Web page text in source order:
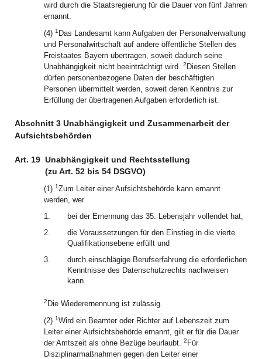
wird durch die Staatsregierung für die Dauer von fünf Jahren
ernannt.
(4) 1 Das Landesamt kann Aufgaben der Personalverwaltung
und Personalwirtschaft auf andere öffentliche Stellen des
Freistaates Bayern übertragen, soweit dadurch seine
Unabhängigkeit nicht beeinträchtigt wird. 2 Diesen Stellen
dürfen personenbezogene Daten der beschäftigten
Personen übermittelt werden, soweit deren Kenntnis zur
Erfüllung der übertragenen Aufgaben erforderlich ist.
Abschnitt 3 Unabhängigkeit und Zusammenarbeit der
Aufsichtsbehörden
Art. 19 Unabhängigkeit und Rechtsstellung
(zu Art. 52 bis 54 DSGVO)
(1) 1Zum Leiter einer Aufsichtsbehörde kann ernannt
werden, wer
1.
bei der Ernennung das 35. Lebensjahr vollendet hat,
2.
die Voraussetzungen für den Einstieg in die vierte
Qualifikationsebene erfüllt und
3.
durch einschlägige Berufserfahrung die erforderlichen
Kenntnisse des Datenschutzrechts nachweisen
kann.
2 Die Wiederernennung ist zulässig.
(2) 1Wird ein Beamter oder Richter auf Lebenszeit zum
Leiter einer Aufsichtsbehörde ernannt, gilt er für die Dauer
der Amtszeit als ohne Bezüge beurlaubt. 2 Für
Disziplinarmaßnahmen gegen den Leiter einer